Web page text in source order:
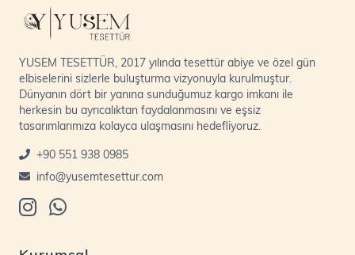
YUSEM TESETTÜR, 2017 yılında tesettür abiye ve özel gün
elbiselerini sizlerle buluşturma vizyonuyla kurulmuştur.
Dünyanın dört bir yanına sunduğumuz kargo imkanı ile
herkesin bu ayrıcalıktan faydalanmasını ve eşsiz
tasarımlarımıza kolayca ulaşmasını hedefliyoruz.
+90 551 938 0985
info@yusemtesettur.com